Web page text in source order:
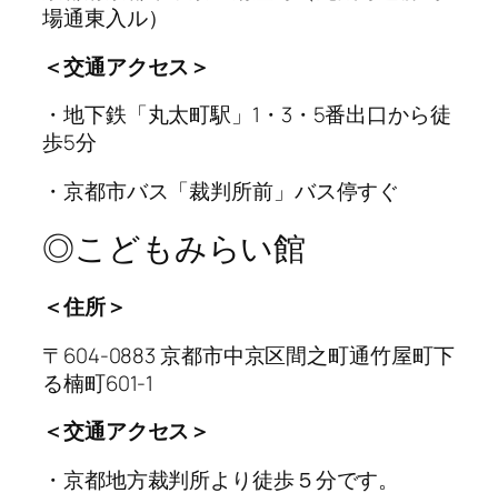
場通東入ル）
＜交通アクセス＞
・地下鉄「丸太町駅」1・3・5番出口から徒
歩5分
・京都市バス「裁判所前」バス停すぐ
◎こどもみらい館
＜住所＞
〒604-0883 京都市中京区間之町通竹屋町下
る楠町601-1
＜交通アクセス＞
・京都地方裁判所より徒歩５分です。